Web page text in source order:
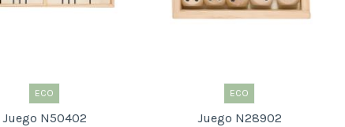
ECO
Juego N50402
ECO
Juego N28902